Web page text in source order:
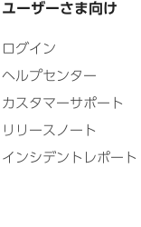
ユーザーさま向け
ログイン
ヘルプセンター
カスタマーサポート
リリースノート
インシデントレポート